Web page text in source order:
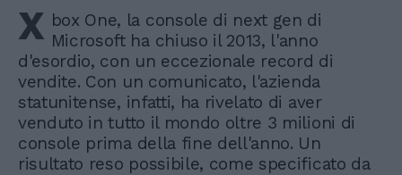
X box One, la console di next gen di
Microsoft ha chiuso il 2013, l'anno
d'esordio, con un eccezionale record di
vendite. Con un comunicato, l'azienda
statunitense, infatti, ha rivelato di aver
venduto in tutto il mondo oltre 3 milioni di
console prima della fine dell'anno. Un
risultato reso possibile, come specificato da